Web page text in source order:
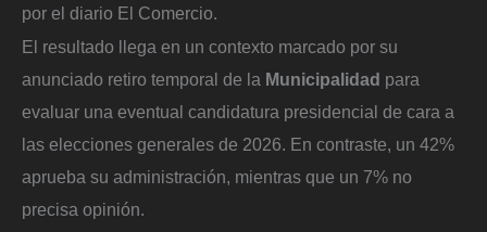
por el diario El Comercio.
El resultado llega en un contexto marcado por su
anunciado retiro temporal de la Municipalidad para
evaluar una eventual candidatura presidencial de cara a
las elecciones generales de 2026. En contraste, un 42%
aprueba su administración, mientras que un 7% no
precisa opinión.